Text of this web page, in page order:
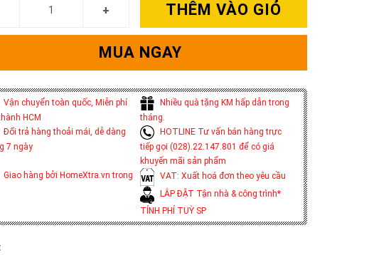
THÊM VÀO GIỎ
MUA NGAY
Vận chuyển toàn quốc, Miễn phí
HCM
Nhiều quà tặng KM hấp dẫn trong
tháng.
Đổi trả hàng thoải mái, dễ dàng
7 ngày
HOTLINE Tư vấn bán hàng trực
tiếp gọi (028).22.147.801 để có giá
khuyến mãi sản phẩm
Giao hàng bởi HomeXtra.vn trong
VAT: Xuất hoá đơn theo yêu cầu
LẮP ĐẶT Tận nhà & công trình*
TÍNH PHÍ TUỲ SP